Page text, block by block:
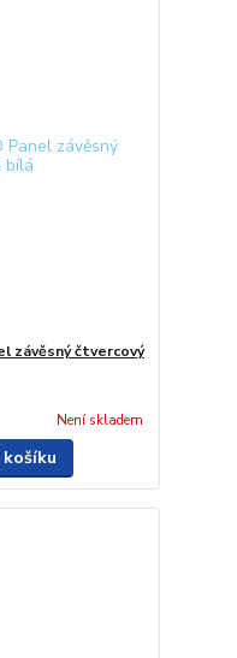
závěsný čtvercový
Není skladem